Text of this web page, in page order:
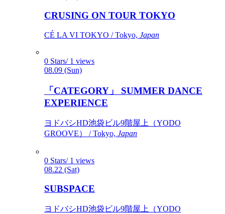
CRUSING ON TOUR TOKYO
CÉ LA VI TOKYO / Tokyo, Japan
0 Stars/ 1 views
08.09 (Sun)
「CATEGORY」 SUMMER DANCE
EXPERIENCE
ヨドバシHD池袋ビル9階屋上（YODO
GROOVE） / Tokyo, Japan
0 Stars/ 1 views
08.22 (Sat)
SUBSPACE
ヨドバシHD池袋ビル9階屋上（YODO